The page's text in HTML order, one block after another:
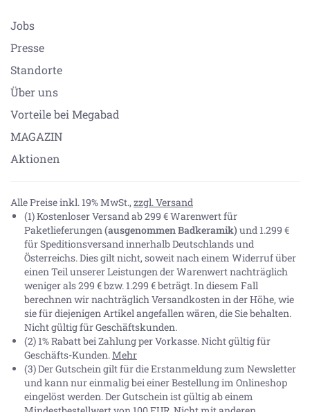
Jobs
Presse
Standorte
Über uns
Vorteile bei Megabad
MAGAZIN
Aktionen
Alle Preise inkl. 19% MwSt., zzgl. Versand
(1) Kostenloser Versand ab 299 € Warenwert für
Paketlieferungen(ausgenommen Badkeramik) und 1.299 €
für Speditionsversand innerhalb Deutschlands und
Österreichs. Dies gilt nicht, soweit nach einem Widerruf über
einen Teil unserer Leistungen der Warenwert nachträglich
weniger als 299 € bzw. 1.299 € beträgt. In diesem Fall
berechnen wir nachträglich Versandkosten in der Höhe, wie
sie für diejenigen Artikel angefallen wären, die Sie behalten.
Nicht gültig für Geschäftskunden.
(2) 1% Rabatt bei Zahlung per Vorkasse. Nicht gültig für
Geschäfts-Kunden.Mehr
(3) Der Gutschein gilt für die Erstanmeldung zum Newsletter
und kann nur einmalig bei einer Bestellung im Onlineshop
eingelöst werden. Der Gutschein ist gültig ab einem